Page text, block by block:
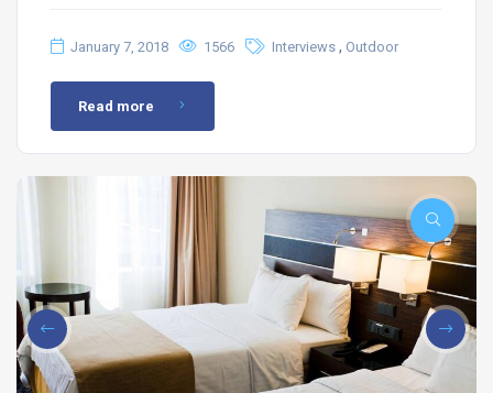
January 7, 2018 1566 Interviews , Outdoor
Read more